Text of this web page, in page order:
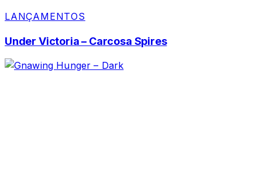
LANÇAMENTOS
Under Victoria – Carcosa Spires